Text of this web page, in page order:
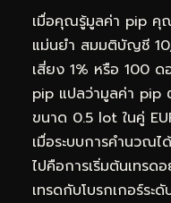
เมื่อคุณรู้มูลค่า pip คุ
แม่นยำ สมมติบัญชี
เสี่ยง 1% หรือ 100
pip แปลว่ามูลค่า pip
ขนาด 0.5 lot ในคู่
เมื่อระบบการคำนวณ
ไปคือการเริ่มต้นเทร
เทรดกับโบรกเกอร์ระ